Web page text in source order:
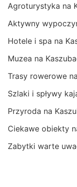
Agroturystyka na
Aktywny
Hotele i spa na
Muzea na
Trasy rowerowe
Szlaki i spływy
Przyroda na
Ciekawe obiekty
Zabytki warte